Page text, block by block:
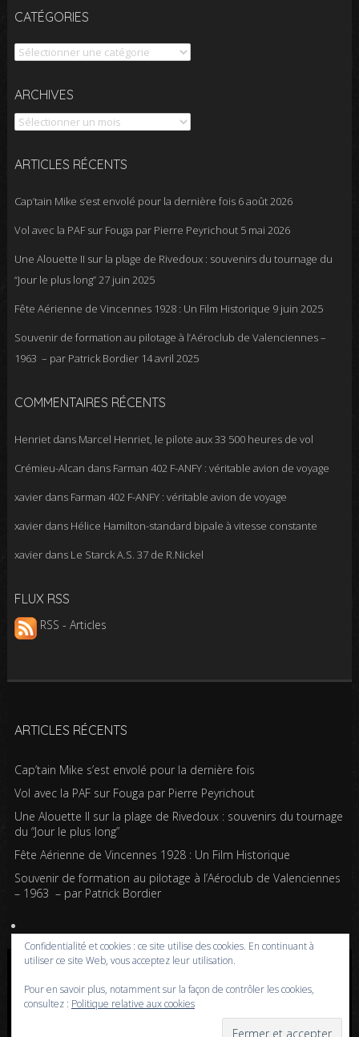
CATÉGORIES
Catégories
ARCHIVES
Archives
ARTICLES RÉCENTS
Cap’tain Mike s’est envolé pour la dernière fois 6 août 2026
Vol avec la PAF sur Fouga par Pierre Peyrichout 5 mai 2026
Une Alouette II sur la plage de Rivedoux : souvenirs du tournage du
“Jour le plus long”27 juin 2025
Fête Aérienne de Vincennes 1928 : Un Film Historique 9 juin 2025
Souvenir de formation au pilotage à l’Aéroclub de Valenciennes –
1963 – par Patrick Bordier 14 avril 2025
COMMENTAIRES RÉCENTS
Henrietdans Marcel Henriet, le pilote aux 33 500 heures de vol
Crémieu-Alcan dans Farman 402 F-ANFY : véritable avion de voyage
xavierdans Farman 402 F-ANFY : véritable avion de voyage
xavierdans Hélice Hamilton-standard bipale à vitesse constante
xavierdans Le Starck A.S. 37 de R.Nickel
FLUX RSS
RSS - Articles
ARTICLES RÉCENTS
Cap’tain Mike s’est envolé pour la dernière fois
Vol avec la PAF sur Fouga par Pierre Peyrichout
Une Alouette II sur la plage de Rivedoux : souvenirs du tournage
du “Jour le plus long”
Fête Aérienne de Vincennes 1928 : Un Film Historique
Souvenir de formation au pilotage à l’Aéroclub de Valenciennes
– 1963 – par Patrick Bordier
Iceable Themes
Histoires de l’aviation
Contrôle aérien
Confidentialité et cookies : ce site utilise des cookies. En continuant à
utiliser ce site Web, vous acceptez leur utilisation.
Pour en savoir plus, notamment sur la façon de contrôler les cookies,
consultez : Politique relative aux cookies